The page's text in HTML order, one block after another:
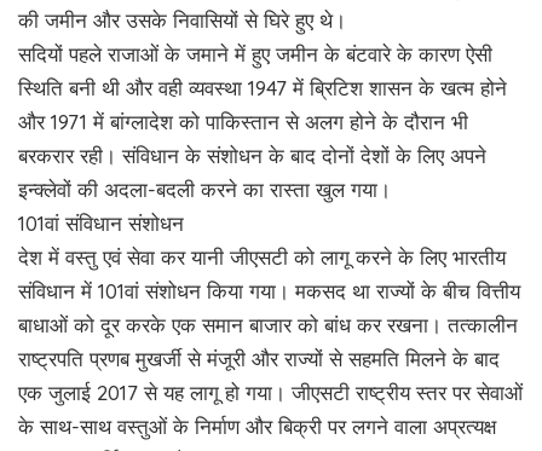
की जमीन और उसके निवासियों से घिरे हुए थे।
सदियों पहले राजाओं के जमाने में हुए जमीन के बंटवारे के कारण ऐसी
स्थिति बनी थी और वही व्यवस्था 1947 में ब्रिटिश शासन के खत्म होने
और 1971 में बांग्लादेश को पाकिस्तान से अलग होने के दौरान भी
बरकरार रही। संविधान के संशोधन के बाद दोनों देशों के लिए अपने
इन्क्लेवों की अदला-बदली करने का रास्ता खुल गया।
101वां संविधान संशोधन
देश में वस्तु एवं सेवा कर यानी जीएसटी को लागू करने के लिए भारतीय
संविधान में 101वां संशोधन किया गया। मकसद था राज्यों के बीच वित्तीय
बाधाओं को दूर करके एक समान बाजार को बांध कर रखना। तत्कालीन
राष्ट्रपति प्रणब मुखर्जी से मंजूरी और राज्यों से सहमति मिलने के बाद
एक जुलाई 2017 से यह लागू हो गया। जीएसटी राष्ट्रीय स्तर पर सेवाओं
के साथ-साथ वस्तुओं के निर्माण और बिक्री पर लगने वाला अप्रत्यक्ष